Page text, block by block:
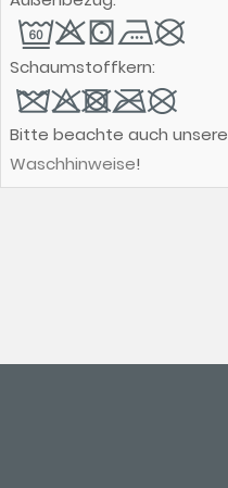
Schaumstoffkern:
Bitte beachte auch
Waschhinweise!